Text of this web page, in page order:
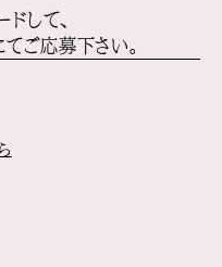
して、
ご応募下さい。